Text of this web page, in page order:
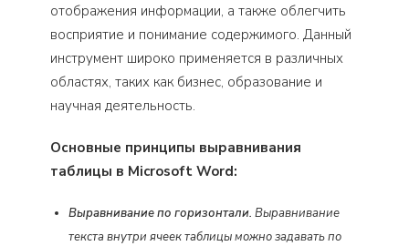
отображения информации, а также облегчить
восприятие и понимание содержимого. Данный
инструмент широко применяется в различных
областях, таких как бизнес, образование и
научная деятельность.
Основные принципы выравнивания
таблицы в Microsoft Word:
Выравнивание по горизонтали. Выравнивание
текста внутри ячеек таблицы можно задавать по